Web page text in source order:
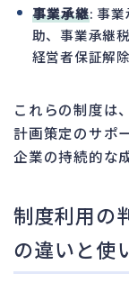
事業承継: 事
助、事業承継
経営者保証解
これらの制度は
計画策定のサポ
企業の持続的な
制度利用の
の違いと使